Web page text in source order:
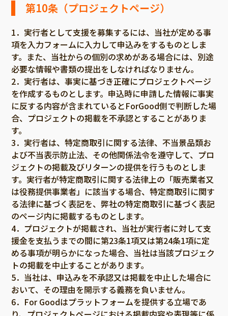
第10条（プロジェクトページ）
1．実行者として支援を募集するには、当社が定める事
項を入力フォームに入力して申込みをするものとしま
す。また、当社からの個別の求めがある場合には、別途
必要な情報や書類の提出をしなければなりません。
2．実行者は、事実に基づき正確にプロジェクトページ
を作成するものとします。申込時に申請した情報に事実
に反する内容が含まれているとForGood側で判断した場
合、プロジェクトの掲載を不承認とすることがありま
す。
3．実行者は、特定商取引に関する法律、不当景品類お
よび不当表示防止法、その他関係法令を遵守して、プロ
ジェクトの掲載及びリターンの提供を行うものとしま
す。実行者が特定商取引に関する法律上の「販売業者又
は役務提供事業者」に該当する場合、特定商取引に関す
る法律に基づく表記を、弊社の特定商取引に基づく表記
のページ内に掲載するものとします。
4．プロジェクトが掲載され、当社が実行者に対して支
援金を支払うまでの間に第23条1項又は第24条1項に定
める事項が明らかになった場合、当社は当該プロジェク
トの掲載を中止することがあります。
5．当社は、申込みを不承認又は掲載を中止した場合に
おいて、その理由を開示する義務を負いません。
6．For Goodはプラットフォームを提供する立場であ